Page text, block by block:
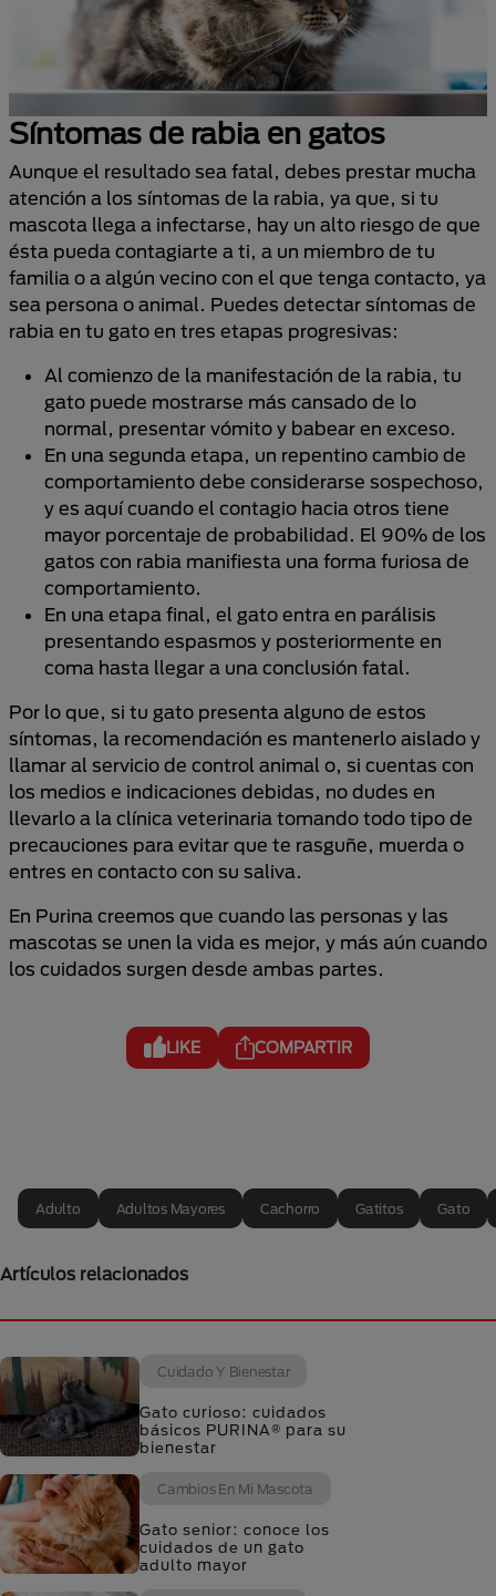
Síntomas de rabia en gatos
Aunque el resultado sea fatal, debes prestar mucha
atención a los síntomas de la rabia, ya que, si tu
mascota llega a infectarse, hay un alto riesgo de que
ésta pueda contagiarte a ti, a un miembro de tu
familia o a algún vecino con el que tenga contacto, ya
sea persona o animal. Puedes detectar síntomas de
rabia en tu gato en tres etapas progresivas:
Al comienzo de la manifestación de la rabia, tu
gato puede mostrarse más cansado de lo
normal, presentar vómito y babear en exceso.
En una segunda etapa, un repentino cambio de
comportamiento debe considerarse sospechoso,
y es aquí cuando el contagio hacia otros tiene
mayor porcentaje de probabilidad. El 90% de los
gatos con rabia manifiesta una forma furiosa de
comportamiento.
En una etapa final, el gato entra en parálisis
presentando espasmos y posteriormente en
coma hasta llegar a una conclusión fatal.
Por lo que, si tu gato presenta alguno de estos
síntomas, la recomendación es mantenerlo aislado y
llamar al servicio de control animal o, si cuentas con
los medios e indicaciones debidas, no dudes en
llevarlo a la clínica veterinaria tomando todo tipo de
precauciones para evitar que te rasguñe, muerda o
entres en contacto con su saliva.
En Purina creemos que cuando las personas y las
mascotas se unen la vida es mejor, y más aún cuando
los cuidados surgen desde ambas partes.
LIKE COMPARTIR
Adulto Adultos Mayores Cachorro Gatitos Gato
Artículos relacionados
Cuidado Y Bienestar
Gato curioso: cuidados
básicos PURINA® para su
bienestar
Cambios En Mi Mascota
Gato senior: conoce los
cuidados de un gato
adulto mayor